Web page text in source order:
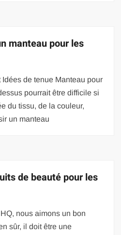
manteau pour les
Idées de tenue Manteau pour
pourrait être difficile si
du tissu, de la couleur,
un manteau
de beauté pour les
nous aimons un bon
sûr, il doit être une